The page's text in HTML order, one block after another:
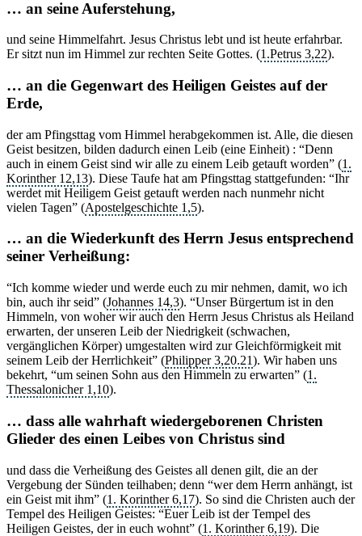
… an seine Auferstehung,
und seine Himmelfahrt. Jesus Christus lebt und ist heute erfahrbar.
Er sitzt nun im Himmel zur rechten Seite Gottes. (1.Petrus 3,22).
… an die Gegenwart des Heiligen Geistes auf der
Erde,
der am Pfingsttag vom Himmel herabgekommen ist. Alle, die diesen
Geist besitzen, bilden dadurch einen Leib (eine Einheit) : “Denn
auch in einem Geist sind wir alle zu einem Leib getauft worden” (1.
Korinther 12,13). Diese Taufe hat am Pfingsttag stattgefunden: “Ihr
werdet mit Heiligem Geist getauft werden nach nunmehr nicht
vielen Tagen” (Apostelgeschichte 1,5).
… an die Wiederkunft des Herrn Jesus entsprechend
seiner Verheißung:
“Ich komme wieder und werde euch zu mir nehmen, damit, wo ich
bin, auch ihr seid” (Johannes 14,3). “Unser Bürgertum ist in den
Himmeln, von woher wir auch den Herrn Jesus Christus als Heiland
erwarten, der unseren Leib der Niedrigkeit (schwachen,
vergänglichen Körper) umgestalten wird zur Gleichförmigkeit mit
seinem Leib der Herrlichkeit” (Philipper 3,20.21). Wir haben uns
bekehrt, “um seinen Sohn aus den Himmeln zu erwarten” (1.
Thessalonicher 1,10).
… dass alle wahrhaft wiedergeborenen Christen
Glieder des einen Leibes von Christus sind
und dass die Verheißung des Geistes all denen gilt, die an der
Vergebung der Sünden teilhaben; denn “wer dem Herrn anhängt, ist
ein Geist mit ihm” (1. Korinther 6,17). So sind die Christen auch der
Tempel des Heiligen Geistes: “Euer Leib ist der Tempel des
Heiligen Geistes, der in euch wohnt” (1. Korinther 6,19). Die